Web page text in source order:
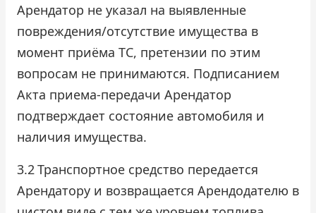
Арендатор не указал на выявленные
повреждения/отсутствие имущества в
момент приёма ТС, претензии по этим
вопросам не принимаются. Подписанием
Акта приема-передачи Арендатор
подтверждает состояние автомобиля и
наличия имущества.
3.2Транспортное средство передается
Арендатору и возвращается Арендодателю в